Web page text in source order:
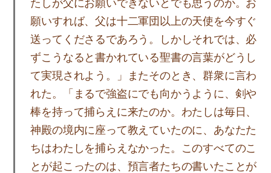
たしが父にお願いできないとでも思うのか。お
願いすれば、父は十二軍団以上の天使を今すぐ
送ってくださるであろう。しかしそれでは、必
ずこうなると書かれている聖書の言葉がどうし
て実現されよう。」またそのとき、群衆に言わ
れた。「まるで強盗にでも向かうように、剣や
棒を持って捕らえに来たのか。わたしは毎日、
神殿の境内に座って教えていたのに、あなたた
ちはわたしを捕らえなかった。このすべてのこ
とが起こったのは、預言者たちの書いたことが